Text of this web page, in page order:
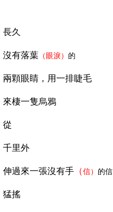
長久
沒有落葉 （眼淚） 的
兩顆眼睛，用一排睫毛
來棲一隻烏鴉
從
千里外
伸過來一張沒有手 （信） 的信
猛搖